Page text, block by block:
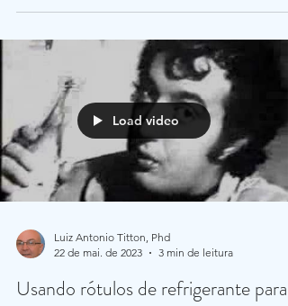
Load video
22 de mai. de 2023
3 min de leitura